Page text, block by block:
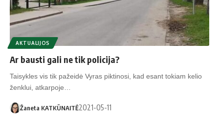
AKTUALIJOS
Ar bausti gali ne tik policija?
Taisykles vis tik pažeidė Vyras piktinosi, kad esant tokiam kelio
ženklui, atkarpoje…
Žaneta KATKŪNAITĖ2021-05-11